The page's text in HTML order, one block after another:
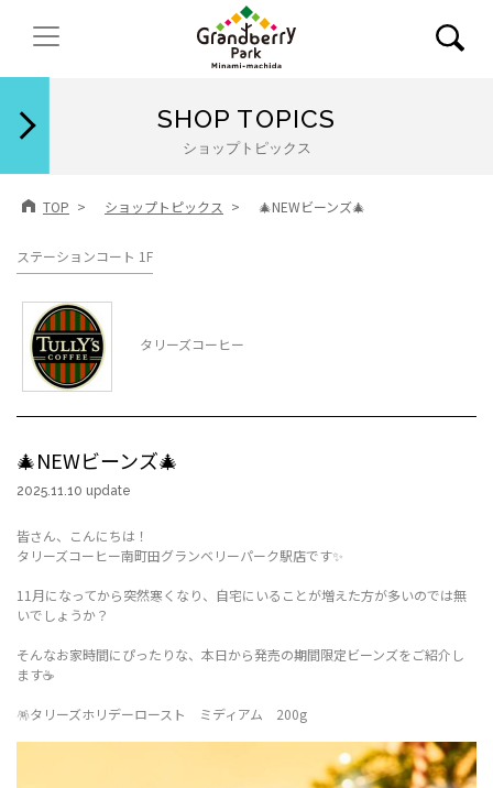
SHOP TOPICS
ショップトピックス
TOP ショップトピックス 🎄NEWビーンズ🎄
ステーションコート 1F
タリーズコーヒー
🎄NEWビーンズ🎄
2025.11.10 update
皆さん、こんにちは！
タリーズコーヒー南町田グランベリーパーク駅店です✨
11月になってから突然寒くなり、自宅にいることが増えた方が多いのでは無
いでしょうか？
そんなお家時間にぴったりな、本日から発売の期間限定ビーンズをご紹介し
ます☕️
🪅タリーズホリデーロースト ミディアム 200g
閉じる